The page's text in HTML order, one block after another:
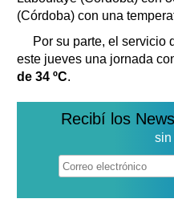
(Córdoba) con una
Por su parte, el servicio
este jueves una jornada
de 34 ºC.
Recibí los
sin